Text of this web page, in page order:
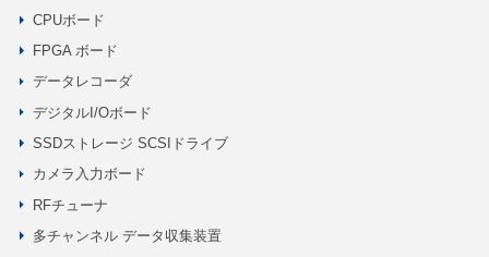
CPUボード
FPGA ボード
データレコーダ
デジタルI/Oボード
SSDストレージ SCSIドライブ
カメラ入力ボード
RFチューナ
多チャンネル データ収集装置